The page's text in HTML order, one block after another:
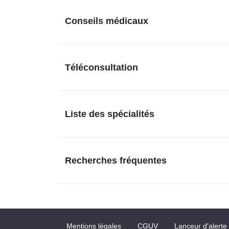
Conseils médicaux
Téléconsultation
Liste des spécialités
Recherches fréquentes
Mentions légales CGUV Lanceur d'alerte